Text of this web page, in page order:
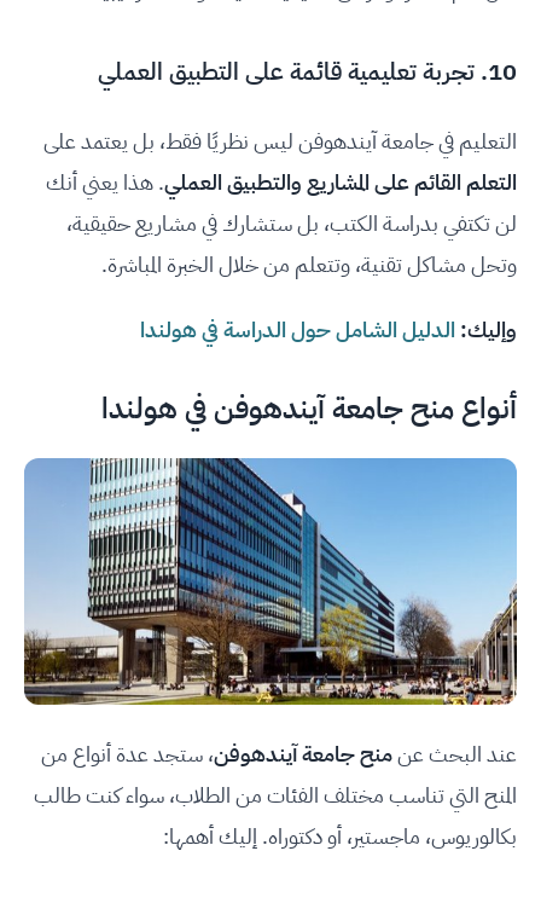
10. تجربة تعليمية قائمة على التطبيق العملي
التعليم في جامعة آيندهوفن ليس نظريًا فقط، بل يعتمد على
التعلم القائم على المشاريع والتطبيق العملي. هذا يعني أنك
لن تكتفي بدراسة الكتب، بل ستشارك في مشاريع حقيقية،
وتحل مشاكل تقنية، وتتعلم من خلال الخبرة المباشرة.
وإليك: الدليل الشامل حول الدراسة في هولندا
أنواع منح جامعة آيندهوفن في هولندا
عند البحث عنمنح جامعة آيندهوفن، ستجد عدة أنواع من
المنح التي تناسب مختلف الفئات من الطلاب، سواء كنت طالب
بكالوريوس، ماجستير، أو دكتوراه. إليك أهمها: